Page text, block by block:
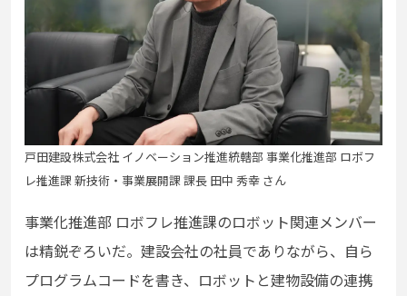
戸田建設株式会社 イノベーション推進統轄部 事業化推進部 ロボフ
レ推進課 新技術・事業展開課 課長 田中 秀幸 さん
事業化推進部 ロボフレ推進課のロボット関連メンバー
は精鋭ぞろいだ。建設会社の社員でありながら、自ら
プログラムコードを書き、ロボットと建物設備の連携